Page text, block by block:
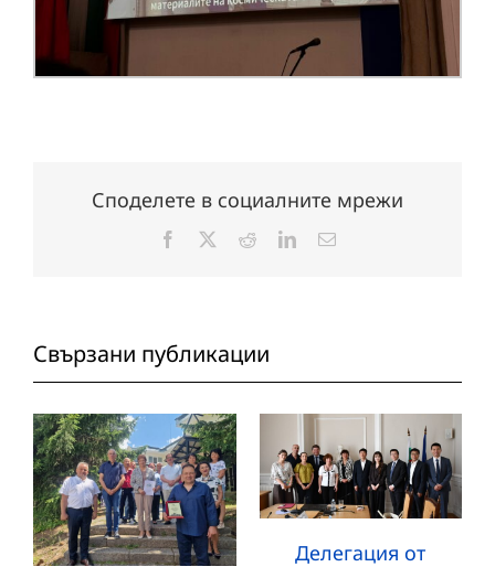
Споделете в социалните мрежи
Facebook RedditLinkedInЕлектронна
Свързани публикации
Делегация от